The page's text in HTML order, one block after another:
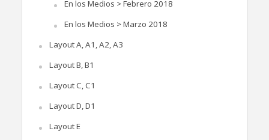
En los Medios > Febrero 2018
En los Medios > Marzo 2018
Layout A, A1, A2, A3
Layout B, B1
Layout C, C1
Layout D, D1
Layout E